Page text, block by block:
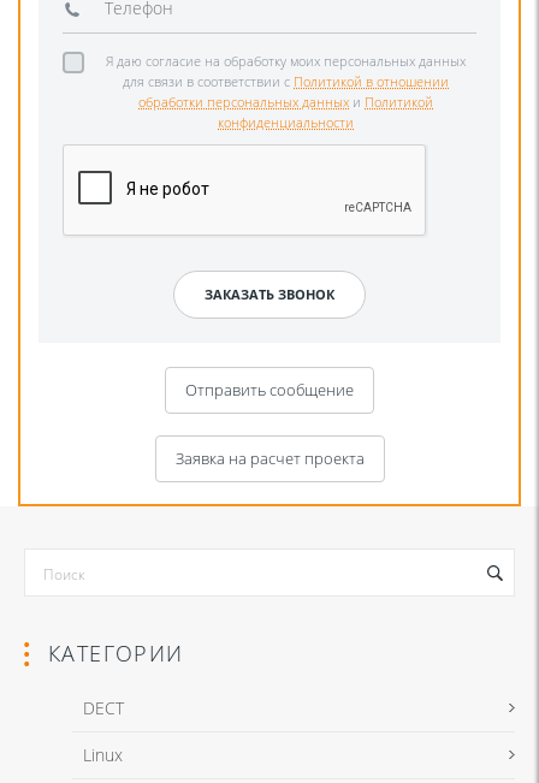
Я даю согласие на обработку моих персональных данных
для связи в соответствии с Политикой в отношении
обработки персональных данных и Политикой
конфиденциальности
Отправить сообщение
Заявка на расчет проекта
КАТЕГОРИИ
DECT
Linux